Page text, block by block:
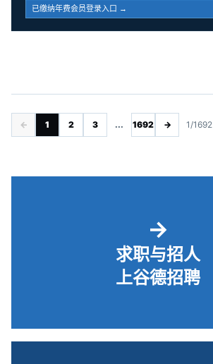
已缴纳年费会员登录入口 →
← 1 2 3 ... 1692 → 1/1692
→
求职与招人
上谷德招聘